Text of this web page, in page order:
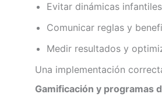
Evitar dinámicas infantiles
Comunicar reglas y
Medir resultados y
Una implementación
Gamificación y programas